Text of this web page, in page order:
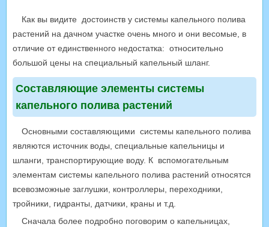
Как вы видите достоинств у системы капельного полива
растений на дачном участке очень много и они весомые, в
отличие от единственного недостатка: относительно
большой цены на специальный капельный шланг.
Составляющие элементы системы
капельного полива растений
Основными составляющими системы капельного полива
являются источник воды, специальные капельницы и
шланги, транспортирующие воду. К вспомогательным
элементам системы капельного полива растений относятся
всевозможные заглушки, контроллеры, переходники,
тройники, гидранты, датчики, краны и т.д.
Сначала более подробно поговорим о капельницах,